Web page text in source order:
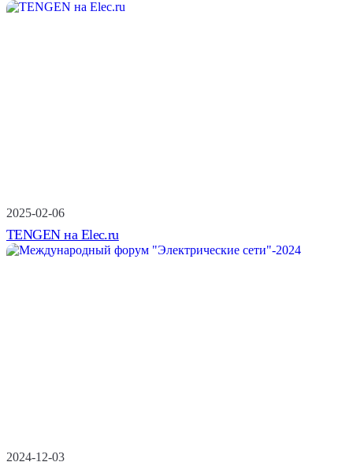
2025-02-06
TENGEN на Elec.ru
2024-12-03